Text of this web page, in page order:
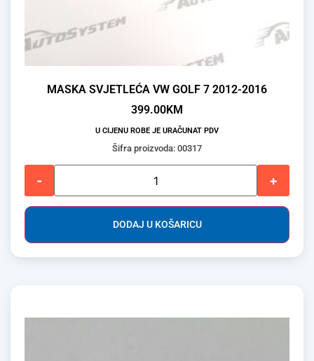
MASKA SVJETLEĆA VW GOLF 7 2012-2016
399.00KM
U CIJENU ROBE JE URAČUNAT PDV
Šifra proizvoda: 00317
- +
DODAJ U KOŠARICU